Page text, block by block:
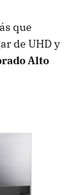
que
de UHD y
Alto